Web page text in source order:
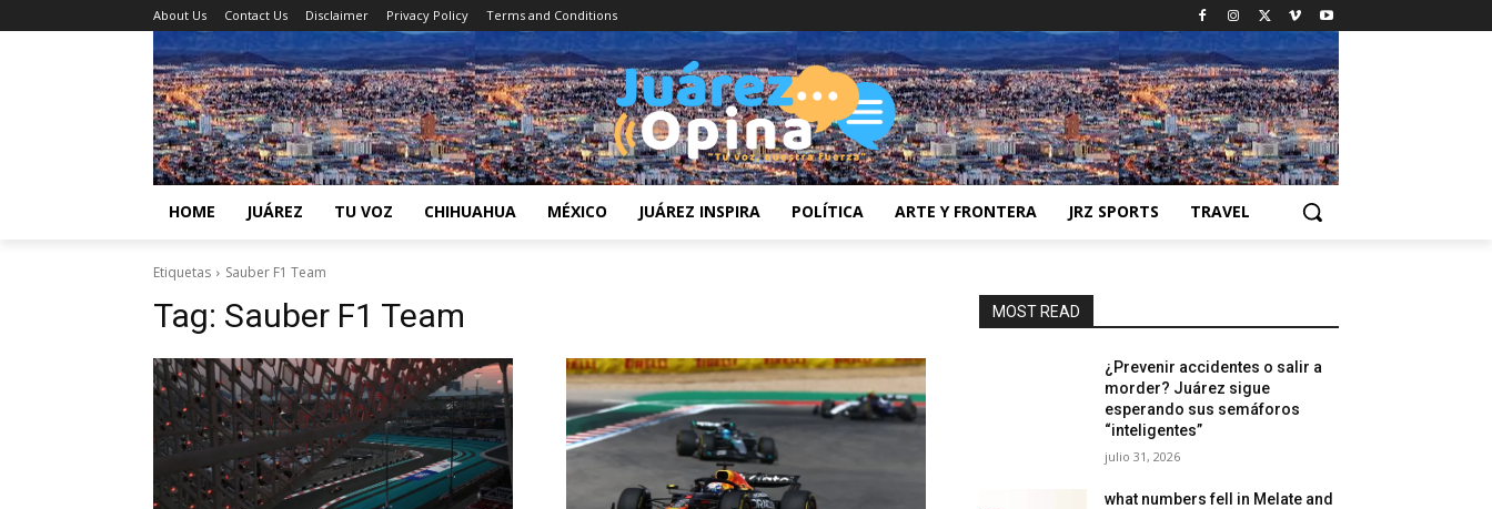
About Us Contact Us Disclaimer Privacy Policy Terms and Conditions
HOME JUÁREZ TU VOZ CHIHUAHUA MÉXICO JUÁREZ INSPIRA POLÍTICA ARTE Y FRONTERA JRZ SPORTS TRAVEL
Etiquetas Sauber F1 Team
Tag: Sauber F1 Team MOST READ
¿Prevenir accidentes o salir a
morder? Juárez sigue
esperando sus semáforos
“inteligentes”
julio 31, 2026
what numbers fell in Melate and